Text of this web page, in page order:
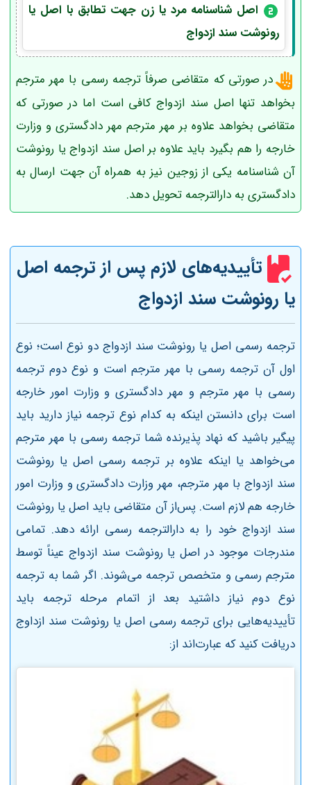
اصل شناسنامه مرد یا زن جهت تطابق با اصل یا
رونوشت سند ازدواج
در صورتی که متقاضی صرفاً ترجمه رسمی با مهر مترجم
بخواهد تنها اصل سند ازدواج کافی است اما در صورتی که
متقاضی بخواهد علاوه بر مهر مترجم مهر دادگستری و وزارت
خارجه را هم بگیرد باید علاوه بر اصل سند ازدواج یا رونوشت
آن شناسنامه یکی از زوجین نیز به همراه آن جهت ارسال به
دادگستری به دارالترجمه تحویل دهد.
تأییدیه‌های لازم پس از ترجمه اصل
یا رونوشت سند ازدواج
ترجمه رسمی اصل یا رونوشت سند ازدواج دو نوع است؛ نوع
اول آن ترجمه رسمی با مهر مترجم است و نوع دوم ترجمه
رسمی با مهر مترجم و مهر دادگستری و وزارت امور خارجه
است برای دانستن اینکه به کدام نوع ترجمه نیاز دارید باید
پیگیر باشید که نهاد پذیرنده شما ترجمه رسمی با مهر مترجم
می‌خواهد یا اینکه علاوه بر ترجمه رسمی اصل یا رونوشت
سند ازدواج با مهر مترجم، مهر وزارت دادگستری و وزارت امور
خارجه هم لازم است. پس‌از آن متقاضی باید اصل یا رونوشت
سند ازدواج خود را به دارالترجمه رسمی ارائه دهد. تمامی
مندرجات موجود در اصل یا رونوشت سند ازدواج عیناً توسط
مترجم رسمی و متخصص ترجمه می‌شوند. اگر شما به ترجمه
نوع دوم نیاز داشتید بعد از اتمام مرحله ترجمه باید
تأییدیه‌هایی برای ترجمه رسمی اصل یا رونوشت سند ازداوج
دریافت کنید که عبارت‌اند از: